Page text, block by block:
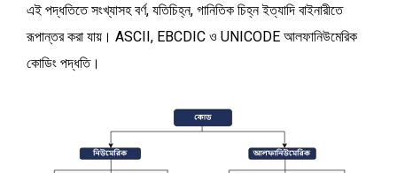
এই পদ্ধতিতে সংখ্যাসহ বর্ণ, যতিচিহ্ন, গানিতিক চিহ্ন ইত্যাদি বাইনারীতে
রূপান্তর করা যায়। ASCII, EBCDIC ও UNICODE আলফানিউমেরিক
কোডিং পদ্ধতি।